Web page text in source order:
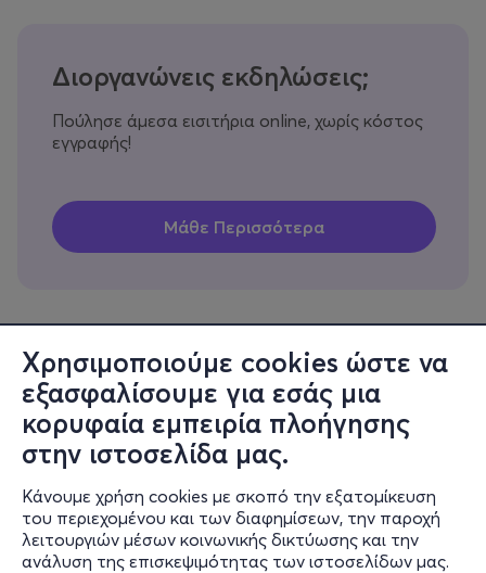
Χρησιμοποιούμε cookies ώστε να
εξασφαλίσουμε για εσάς μια
κορυφαία εμπειρία πλοήγησης
στην ιστοσελίδα μας.
Κάνουμε χρήση cookies με σκοπό την εξατομίκευση
του περιεχομένου και των διαφημίσεων, την παροχή
λειτουργιών μέσων κοινωνικής δικτύωσης και την
ανάλυση της επισκεψιμότητας των ιστοσελίδων μας.
Διοργανώνεις εκδηλώσεις;
Πούλησε άμεσα εισιτήρια online, χωρίς κόστος
εγγραφής!
Πληροφορίες
Υποστήριξη
Stay Connected